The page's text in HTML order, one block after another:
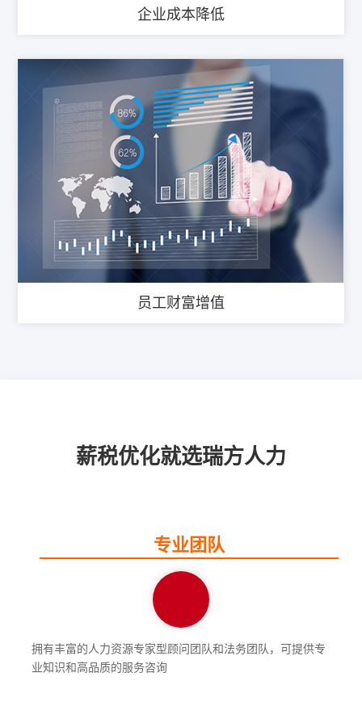
企业成本降低
员工财富增值
薪税优化就选瑞方人力
专业团队
拥有丰富的人力资源专家型顾问团队和法务团队，可提供专
业知识和高品质的服务咨询